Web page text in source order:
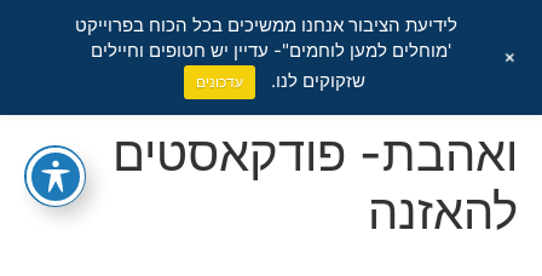
ואהבת- פודקאסטים
להאזנה
לידיעת הציבור אנחנו ממשיכים בכל הכוח בפרוייקט
'מוחלים למען לוחמים"- עדיין יש חטופים וחיילים
שזקוקים לנו.
עדכונים
+